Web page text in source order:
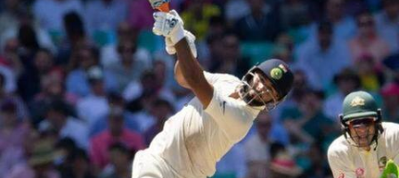
भारत बनाम ऑस्ट्रेलिया सिडनी टेस्ट:
भारत ने बनाया विशाल स्कोर, जानिए
दूसरे दिन के महत्वपूर्ण पल
लेखन मोहम्मद वाहिद Jan 04, 2019 02:05 pm
क्या है खबर?